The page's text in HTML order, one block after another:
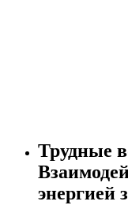
Трудные
энергией